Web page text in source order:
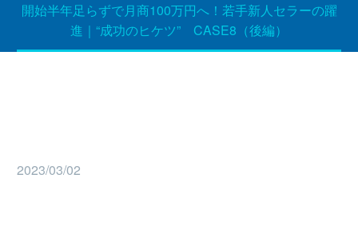
開始半年足らずで月商100万円へ！若手新人セラーの躍
進｜“成功のヒケツ” CASE8（後編）
2023/03/02